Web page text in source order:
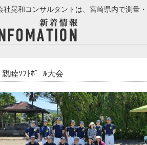
社晃和コンサルタントは、宮崎県内で測量
親睦ｿﾌﾄﾎﾞｰﾙ大会